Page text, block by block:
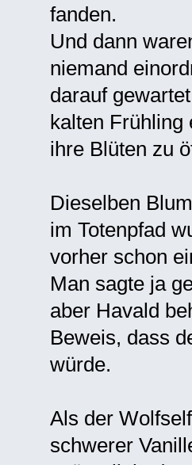
fanden.
Und dann
niemand
darauf
kalten Frühling
ihre Blüten zu
Dieselben
im Totenpfad
vorher schon
Man sagte ja
aber Havald
Beweis, dass
würde.
Als der
schwerer